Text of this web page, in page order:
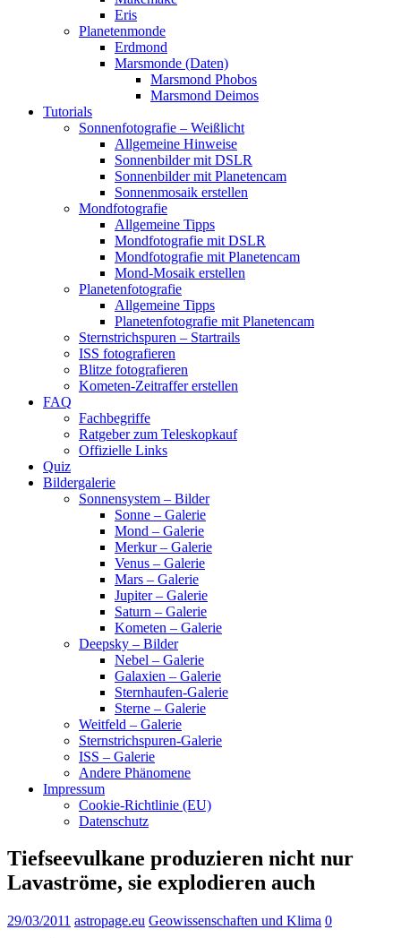
Eris
Planetenmonde
Erdmond
Marsmonde (Daten)
Marsmond Phobos
Marsmond Deimos
Tutorials
Sonnenfotografie – Weißlicht
Allgemeine Hinweise
Sonnenbilder mit DSLR
Sonnenbilder mit Planetencam
Sonnenmosaik erstellen
Mondfotografie
Allgemeine Tipps
Mondfotografie mit DSLR
Mondfotografie mit Planetencam
Mond-Mosaik erstellen
Planetenfotografie
Allgemeine Tipps
Planetenfotografie mit Planetencam
Sternstrichspuren – Startrails
ISS fotografieren
Blitze fotografieren
Kometen-Zeitraffer erstellen
FAQ
Fachbegriffe
Ratgeber zum Teleskopkauf
Offizielle Links
Quiz
Bildergalerie
Sonnensystem – Bilder
Sonne – Galerie
Mond – Galerie
Merkur – Galerie
Venus – Galerie
Mars – Galerie
Jupiter – Galerie
Saturn – Galerie
Kometen – Galerie
Deepsky – Bilder
Nebel – Galerie
Galaxien – Galerie
Sternhaufen-Galerie
Sterne – Galerie
Weitfeld – Galerie
Sternstrichspuren-Galerie
ISS – Galerie
Andere Phänomene
Impressum
Cookie-Richtlinie (EU)
Datenschutz
Tiefseevulkane produzieren nicht nur
Lavaströme, sie explodieren auch
29/03/2011 astropage.eu Geowissenschaften und Klima 0